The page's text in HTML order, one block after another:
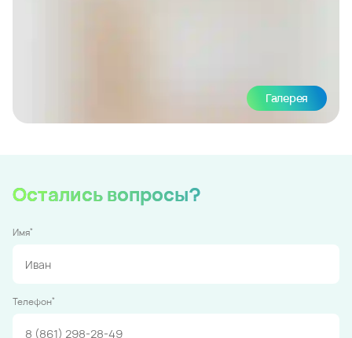
Галерея
Остались вопросы?
Имя*
Телефон*